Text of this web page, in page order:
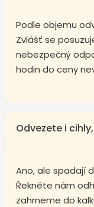
Podle objemu
Zvlášť se
nebezpečný
hodin do ceny
Odvezete i
Ano, ale spadají
Řekněte nám
zahrneme do